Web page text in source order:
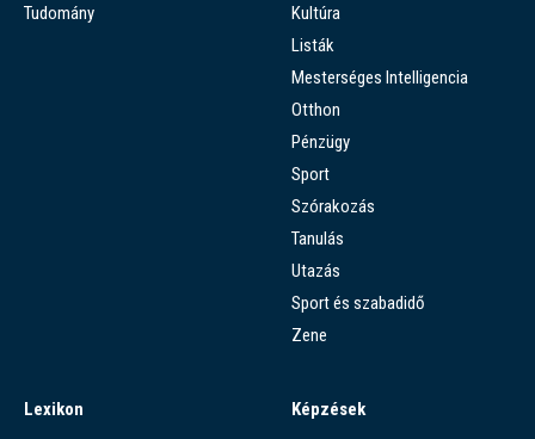
Tudomány
Kultúra
Listák
Mesterséges Intelligencia
Otthon
Pénzügy
Sport
Szórakozás
Tanulás
Utazás
Sport és szabadidő
Zene
Lexikon
Képzések